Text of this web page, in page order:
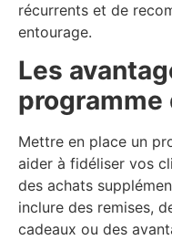
récurrents et de
entourage.
Les
Mettre en place un
aider à fidéliser vos
des achats
inclure des remises,
cadeaux ou des